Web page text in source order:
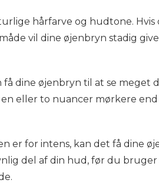
hårfarve og hudtone.
vil dine øjenbryn stadig
dine øjenbryn til at se meget
eller to nuancer mørkere end
er for intens, kan det få dine
del af din hud, før du bruger